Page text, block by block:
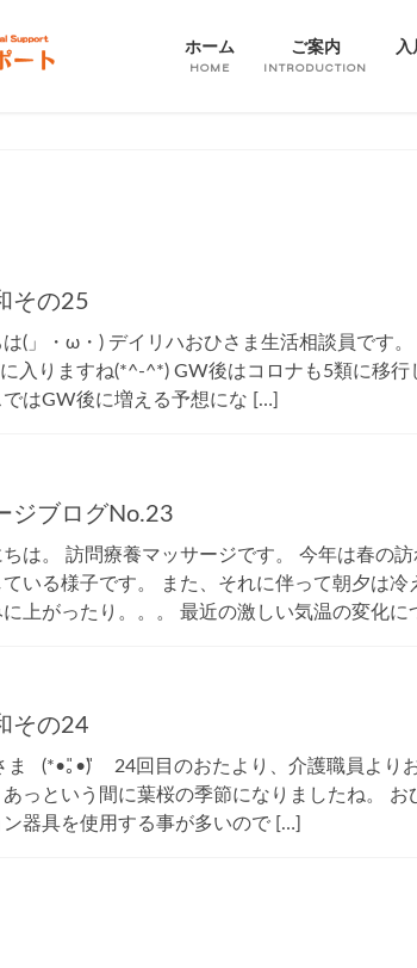
ホーム
HOME
ご案内
INTRODUCTION
入
その25
(」・ω・) デイリハおひさま生活相談員です
入りますね(*^-^*) GW後はコロナも5類に移行
はGW後に増える予想にな […]
ジブログNo.23
は。 訪問療養マッサージです。 今年は春の
いる様子です。 また、それに伴って朝夕は冷
上がったり。。。 最近の激しい気温の変化に
その24
ま (*•͈｡•͈) 24回目のおたより、介護職員より
っという間に葉桜の季節になりましたね。 お
器具を使用する事が多いので […]